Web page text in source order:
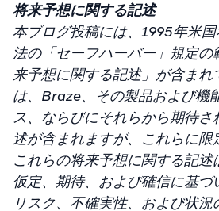
将来予想に関する記述
本ブログ投稿には、1995年米
法の「セーフハーバー」規定
来予想に関する記述」が含まれ
は、Braze、その製品および機
ス、ならびにそれらから期待
述が含まれますが、これらに限
これらの将来予想に関する記
仮定、期待、および確信に基
リスク、不確実性、および状